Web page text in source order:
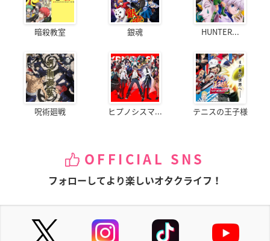
暗殺教室 銀魂 HUNTER...
呪術廻戦 ヒプノシスマ... テニスの王子様
OFFICIAL SNS
フォローしてより楽しいオタクライフ！